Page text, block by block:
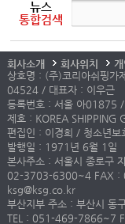
뉴스
통합검색
회사소개 회사위치
상호명 : (주)코리아쉬핑
04524 / 대표자 : 이우근
등록번호 : 서울 아01875
제호 : KOREA SHIPPING
편집인 : 이경희 / 청소년
발행일 : 1971년 6월 1일
본사주소 : 서울시 종로구
02-3703-6300~4 FAX :
ksg@ksg.co.kr
부산지부 주소 : 부산시
TEL : 051-469-7866~7